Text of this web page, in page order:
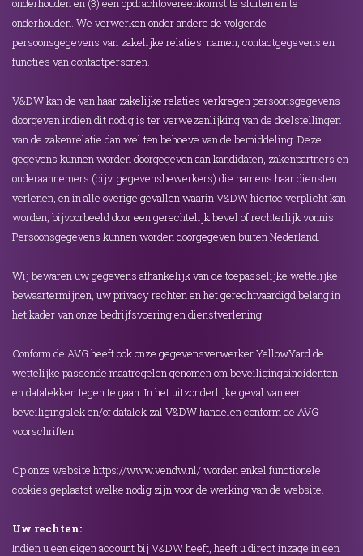
onderhouden. We verwerken onder andere de volgende
persoonsgegevens van zakelijke relaties: namen, contactgegevens en
functies van contactpersonen.
V&DW kan de van haar zakelijke relaties verkregen persoonsgegevens
doorgeven indien dit nodig is ter verwezenlijking van de doelstellingen
van de zakenrelatie dan wel ten behoeve van de bemiddeling. Deze
gegevens kunnen worden doorgegeven aan kandidaten, zakenpartners en
onderaannemers (bijv. gegevensbewerkers) die namens haar diensten
verlenen, en in alle overige gevallen waarin V&DW hiertoe verplicht kan
worden, bijvoorbeeld door een gerechtelijk bevel of rechterlijk vonnis.
Persoonsgegevens kunnen worden doorgegeven buiten Nederland.
Wij bewaren uw gegevens afhankelijk van de toepasselijke wettelijke
bewaartermijnen, uw privacy rechten en het gerechtvaardigd belang in
het kader van onze bedrijfsvoering en dienstverlening.
Conform de AVG heeft ook onze gegevensverwerker YellowYard de
wettelijke passende maatregelen genomen om beveiligingsincidenten
en datalekken tegen te gaan. In het uitzonderlijke geval van een
beveiligingslek en/of datalek zal V&DW handelen conform de AVG
voorschriften.
Op onze website https://www.vendw.nl/ worden enkel functionele
cookies geplaatst welke nodig zijn voor de werking van de website.
Uw rechten:
Indien u een eigen account bij V&DW heeft, heeft u direct inzage in een